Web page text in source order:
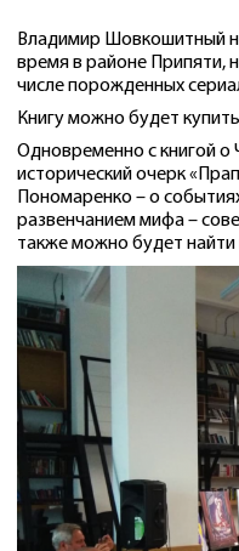
Владимир Шовкошитный
время в районе Припяти,
числе порожденных
Книгу можно будет
Одновременно с книгой о
исторический очерк
Пономаренко – о
развенчанием мифа –
также можно будет найти